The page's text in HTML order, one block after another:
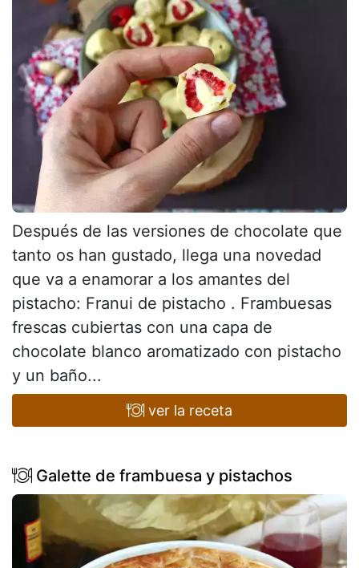
Después de las versiones de chocolate que
tanto os han gustado, llega una novedad
que va a enamorar a los amantes del
pistacho: Franui de pistacho . Frambuesas
frescas cubiertas con una capa de
chocolate blanco aromatizado con pistacho
y un baño...
ver la receta
Galette de frambuesa y pistachos